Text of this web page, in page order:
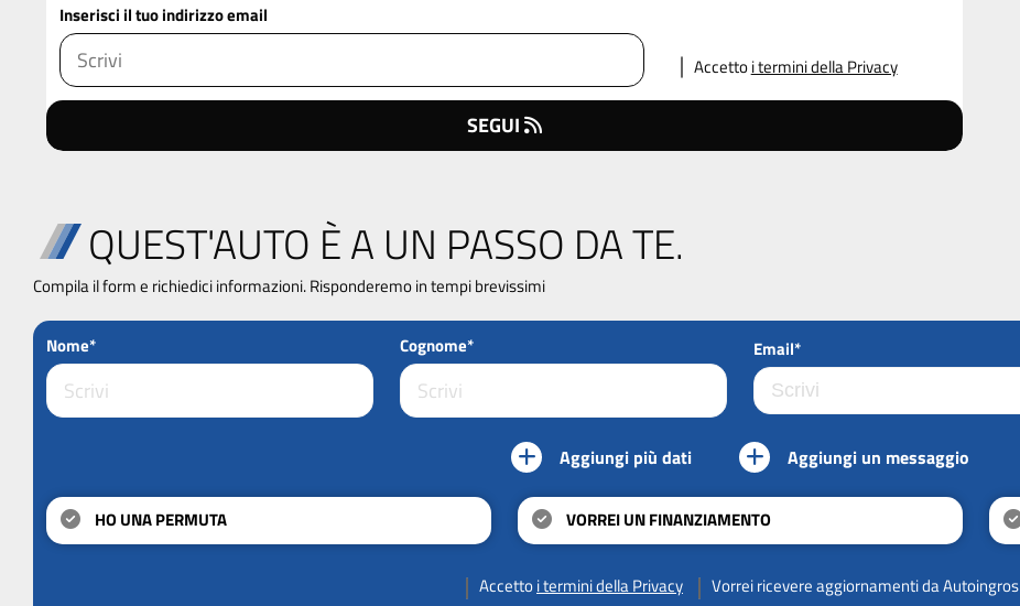
Inserisci il tuo indirizzo email
Accettoi termini della Privacy
SEGUI
QUEST'AUTO È A UN PASSO DA TE.
Compila il form e richiedici informazioni. Risponderemo in tempi brevissimi
Nome* Cognome* Email*
Aggiungi più dati Aggiungi un messaggio
HO UNA PERMUTA VORREI UN FINANZIAMENTO
Accettoi termini della Privacy Vorrei ricevere aggiornamenti da Autoingros